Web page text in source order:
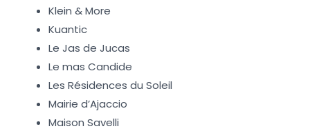
Klein & More
Kuantic
Le Jas de Jucas
Le mas Candide
Les Résidences du Soleil
Mairie d’Ajaccio
Maison Savelli